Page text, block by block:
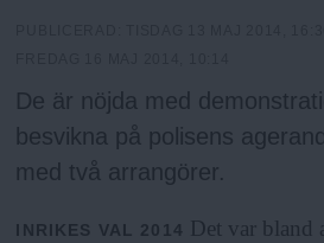
De är nöjda med
besvikna på polisens
med två arrangörer.
INRIKES VAL 2014 Det var bland